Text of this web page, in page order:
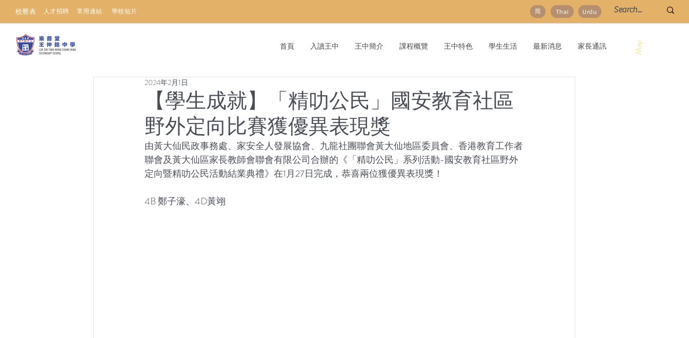
常用連結
人才招聘
校曆表 學校短片
首頁 入讀王中 王中簡介 課程概覽 王中特色 學生生活 最新消息 家長通訊 Map
Urdu
Thai
简
【學生成就】「精叻公民」國安教育社區
野外定向比賽獲優異表現獎
2024年2月1日
由黃大仙民政事務處、家安全人發展協會、九龍社團聯會黃大仙地區委員會、香港教育工作者
聯會及黃大仙區家長教師會聯會有限公司合辦的《「精叻公民」系列活動-國安教育社區野外
定向暨精叻公民活動結業典禮》在1月27日完成，恭喜兩位獲優異表現獎！
4B 鄭子濠、4D黃翊